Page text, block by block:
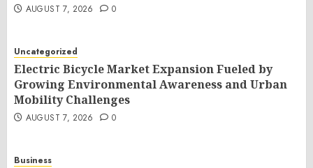
AUGUST 7, 2026 0
Uncategorized
Electric Bicycle Market Expansion Fueled by
Growing Environmental Awareness and Urban
Mobility Challenges
AUGUST 7, 2026 0
Business